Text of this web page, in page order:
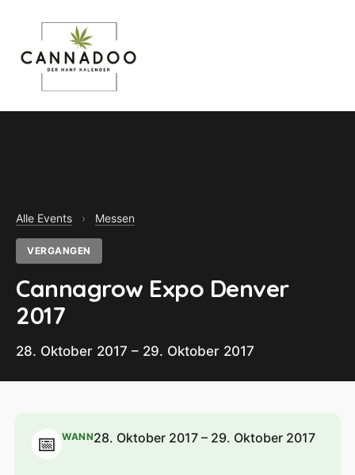
Alle Events › Messen
VERGANGEN
Cannagrow Expo Denver
2017
28. Oktober 2017 – 29. Oktober 2017
📅 WANN28. Oktober 2017 – 29. Oktober 2017